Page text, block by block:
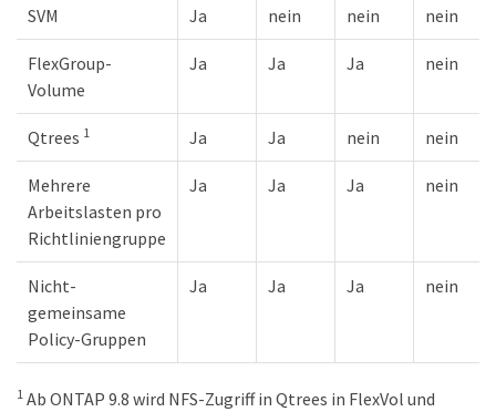
SVM Ja nein nein nein
FlexGroup-
Volume
Ja Ja Ja nein
Qtrees 1 Ja Ja nein nein
Mehrere
Arbeitslasten pro
Richtliniengruppe
Ja Ja Ja nein
Nicht-
gemeinsame
Policy-Gruppen
Ja Ja Ja nein
1 Ab ONTAP 9.8 wird NFS-Zugriff in Qtrees in FlexVol und